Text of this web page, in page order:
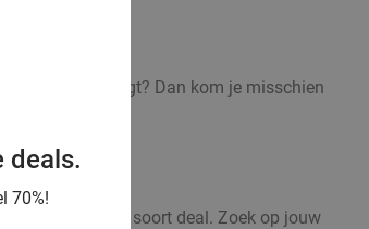
deals.
70%!
van huis ligt? Dan kom je misschien
naar jouw soort deal. Zoek op jouw